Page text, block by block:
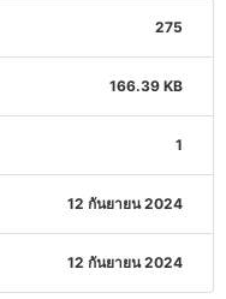
275
166.39 KB
1
12 กันยายน 2024
12 กันยายน 2024